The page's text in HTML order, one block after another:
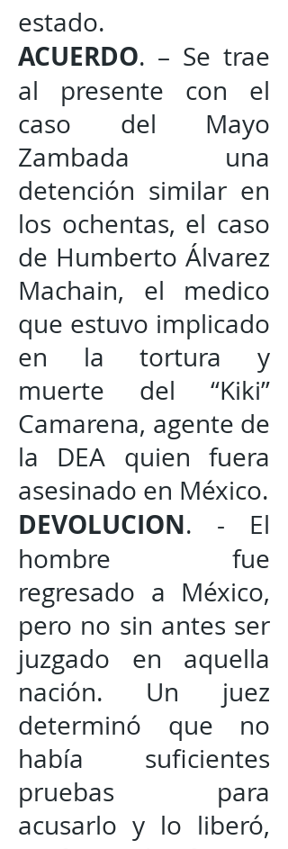
estado.
ACUERDO. – Se trae
al presente con el
caso del Mayo
Zambada una
detención similar en
los ochentas, el caso
de Humberto Álvarez
Machain, el medico
que estuvo implicado
en la tortura y
muerte del “Kiki”
Camarena, agente de
la DEA quien fuera
asesinado en México.
DEVOLUCION. - El
hombre fue
regresado a México,
pero no sin antes ser
juzgado en aquella
nación. Un juez
determinó que no
había suficientes
pruebas para
acusarlo y lo liberó,